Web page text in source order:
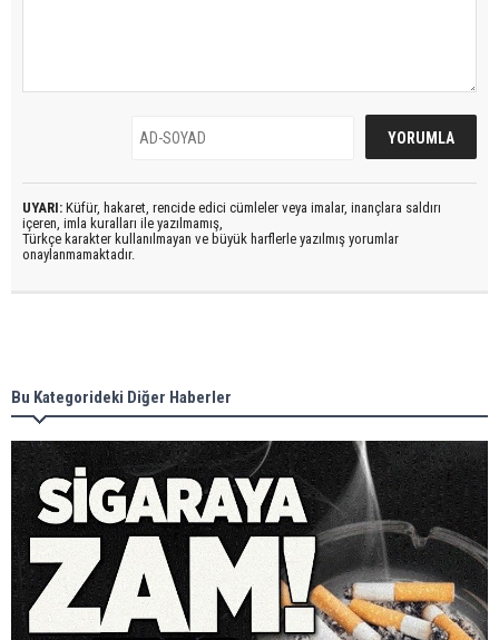
UYARI: Küfür, hakaret, rencide edici cümleler veya imalar, inançlara saldırı
içeren, imla kuralları ile yazılmamış,
Türkçe karakter kullanılmayan ve büyük harflerle yazılmış yorumlar
onaylanmamaktadır.
Bu Kategorideki Diğer Haberler